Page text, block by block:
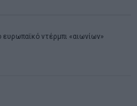
ντέρμπι «αιωνίων»